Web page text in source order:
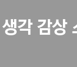
각 감상